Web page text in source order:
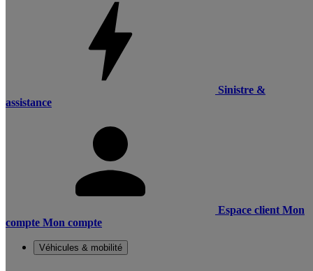
Sinistre &
assistance
Espace client Mon
compte Mon compte
Véhicules & mobilité